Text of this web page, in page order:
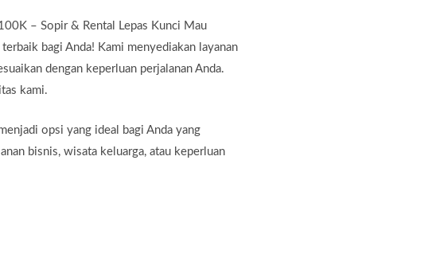
– Sopir & Rental Lepas Kunci Mau
bagi Anda! Kami menyediakan layanan
dengan keperluan perjalanan Anda.
kami.
opsi yang ideal bagi Anda yang
bisnis, wisata keluarga, atau keperluan